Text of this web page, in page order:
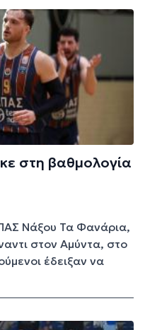
στη βαθμολογία
Νάξου Τα Φανάρια,
στον Αμύντα, στο
έδειξαν να